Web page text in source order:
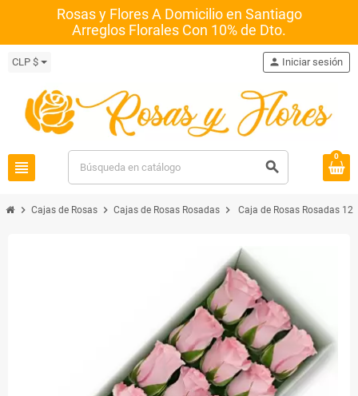
Rosas y Flores A Domicilio en Santiago
Arreglos Florales Con 10% de Dto.
CLP $
view_headline search
person Iniciar sesión
0
chevron_right Cajas de Rosas chevron_right Cajas de Rosas Rosadas chevron_right Caja de Rosas Rosadas 12